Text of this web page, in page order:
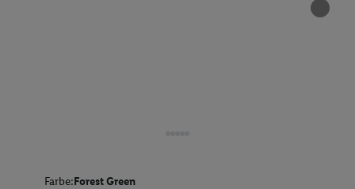
Farbe:Forest Green